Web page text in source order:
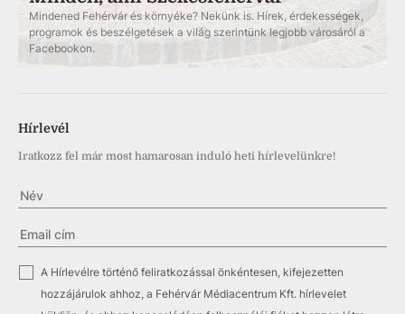
Mindened Fehérvár és környéke? Nekünk is. Hírek, érdekességek,
programok és beszélgetések a világ szerintünk legjobb városáról a
Facebookon.
Hírlevél
Iratkozz fel már most hamarosan induló heti hírlevelünkre!
✓
A Hírlevélre történő feliratkozással önkéntesen, kifejezetten
hozzájárulok ahhoz, a Fehérvár Médiacentrum Kft. hírlevelet